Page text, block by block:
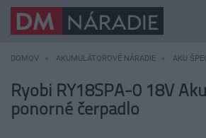
DOMOV AKUMULÁTOROVÉ NÁRADIE AKU
Ryobi RY18SPA-0 18V
ponorné čerpadlo